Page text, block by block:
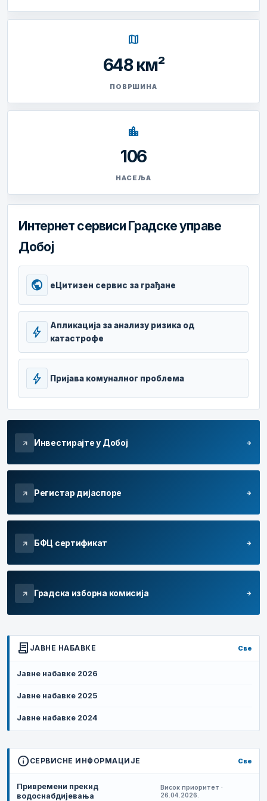
map
648 км²
ПОВРШИНА
location_city
106
НАСЕЉА
Интернет сервиси Градске управе
Добој
public еЦитизен сервис за грађане
bolt
Апликација за анализу ризика од
катастрофе
bolt Пријава комуналног проблема
arrow_outward Инвестирајте у Добој arrow_forward
arrow_outward Регистар дијаспоре arrow_forward
arrow_outward БФЦ сертификат arrow_forward
arrow_outward Градска изборна комисија arrow_forward
contract ЈАВНЕ НАБАВКЕ Све
Јавне набавке 2026
Јавне набавке 2025
Јавне набавке 2024
infoСЕРВИСНЕ ИНФОРМАЦИЈЕ Све
Привремени прекид
водоснабдијевања
Висок приоритет ·
26.04.2026.